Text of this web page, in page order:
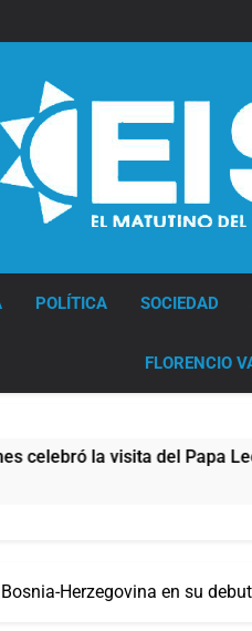
POLÍTICA SOCIEDAD
FLORENCIO
Papa León XIV a la
Herzegovina en su